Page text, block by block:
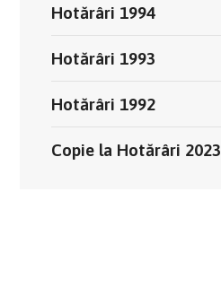
Hotărâri 1994
Hotărâri 1993
Hotărâri 1992
Copie la Hotărâri 2023